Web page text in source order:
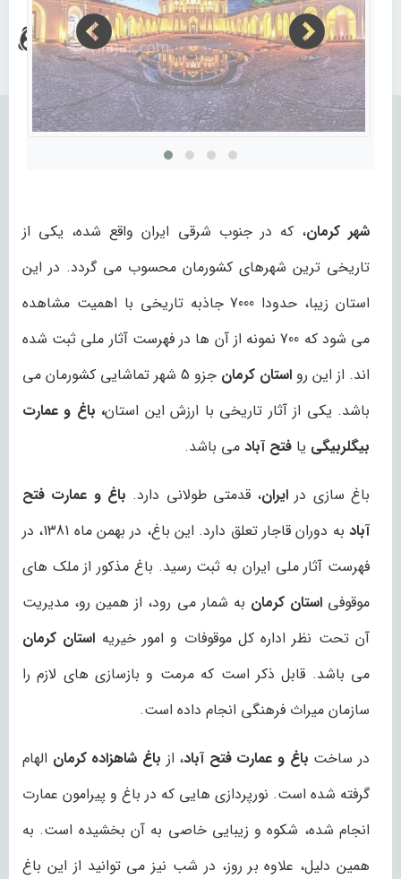
شهر کرمان، که در جنوب شرقی ایران واقع شده، یکی از
تاریخی ترین شهرهای کشورمان محسوب می گردد. در این
استان زیبا، حدودا 7000 جاذبه تاریخی با اهمیت مشاهده
می شود که 700 نمونه از آن ها در فهرست آثار ملی ثبت شده
اند. از این رو استان کرمان
جزو 5 شهر تماشایی کشورمان می
باشد. یکی از آثار تاریخی با ارزش این استان، باغ و عمارت
بیگلربیگی یا فتح آباد می باشد.
باغ سازی در ایران، قدمتی طولانی دارد. باغ و عمارت فتح
آباد
به دوران قاجار تعلق دارد. این باغ، در بهمن ماه 1381، در
فهرست آثار ملی ایران به ثبت رسید. باغ مذکور از ملک های
موقوفیاستان کرمان به شمار می رود، از همین رو، مدیریت
آن تحت نظر اداره کل موقوفات و امور خیریه استان کرمان
می باشد. قابل ذکر است که مرمت و بازسازی های لازم را
سازمان میراث فرهنگی انجام داده است.
در ساخت باغ و عمارت فتح آباد، از باغ شاهزاده کرمان الهام
گرفته شده است. نورپردازی هایی که در باغ و پیرامون عمارت
انجام شده، شکوه و زیبایی خاصی به آن بخشیده است. به
همین دلیل، علاوه بر روز، در شب نیز می توانید از این باغ